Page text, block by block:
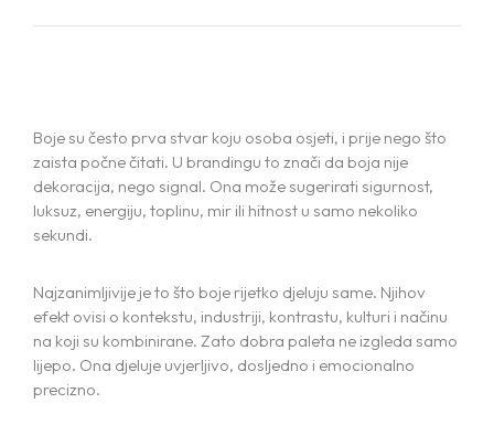
Boje su često prva stvar koju osoba osjeti, i prije nego što
zaista počne čitati. U brandingu to znači da boja nije
dekoracija, nego signal. Ona može sugerirati sigurnost,
luksuz, energiju, toplinu, mir ili hitnost u samo nekoliko
sekundi.
Najzanimljivije je to što boje rijetko djeluju same. Njihov
efekt ovisi o kontekstu, industriji, kontrastu, kulturi i načinu
na koji su kombinirane. Zato dobra paleta ne izgleda samo
lijepo. Ona djeluje uvjerljivo, dosljedno i emocionalno
precizno.